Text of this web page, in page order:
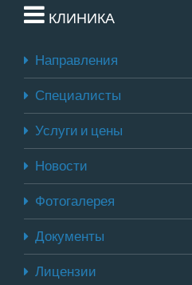
КЛИНИКА
Направления
Специалисты
Услуги и цены
Новости
Фотогалерея
Документы
Лицензии